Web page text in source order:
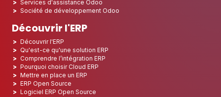
Services d'assistance Odoo
Société de développement Odoo
Découvrir l'ERP
Découvrir l'ERP
Qu'est-ce qu'une solution ERP
Comprendre l’intégration ERP
Pourquoi choisir Cloud ERP
Mettre en place un ERP
ERP Open Source
Logiciel ERP Open Source